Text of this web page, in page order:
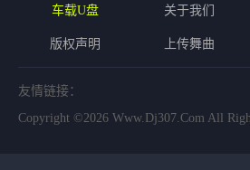
车载U盘 关于我们
版权声明 上传舞曲
友情链接：
Copyright ©2026 Www.dj307.com All